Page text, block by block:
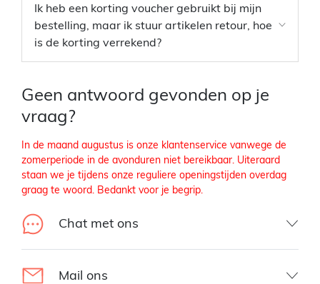
Ik heb een korting voucher gebruikt bij mijn
bestelling, maar ik stuur artikelen retour, hoe
is de korting verrekend?
Geen antwoord gevonden op je
vraag?
In de maand augustus is onze klantenservice vanwege de
zomerperiode in de avonduren niet bereikbaar. Uiteraard
staan we je tijdens onze reguliere openingstijden overdag
graag te woord. Bedankt voor je begrip.
Chat met ons
Mail ons